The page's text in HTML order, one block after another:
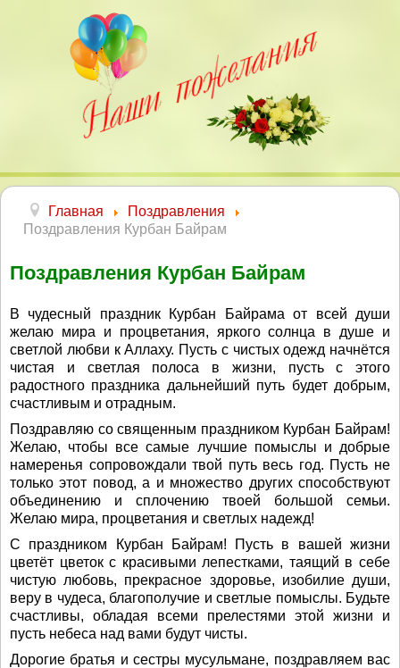
Главная
Поздравления
Поздравления Курбан Байрам
Поздравления Курбан Байрам
В чудесный праздник Курбан Байрама от всей души
желаю мира и процветания, яркого солнца в душе и
светлой любви к Аллаху. Пусть с чистых одежд начнётся
чистая и светлая полоса в жизни, пусть с этого
радостного праздника дальнейший путь будет добрым,
счастливым и отрадным.
Поздравляю со священным праздником Курбан Байрам!
Желаю, чтобы все самые лучшие помыслы и добрые
намеренья сопровождали твой путь весь год. Пусть не
только этот повод, а и множество других способствуют
объединению и сплочению твоей большой семьи.
Желаю мира, процветания и светлых надежд!
С праздником Курбан Байрам! Пусть в вашей жизни
цветёт цветок с красивыми лепестками, таящий в себе
чистую любовь, прекрасное здоровье, изобилие души,
веру в чудеса, благополучие и светлые помыслы. Будьте
счастливы, обладая всеми прелестями этой жизни и
пусть небеса над вами будут чисты.
Дорогие братья и сестры мусульмане, поздравляем вас